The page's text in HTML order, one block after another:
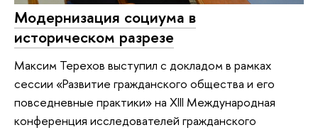
Модернизация социума в
историческом разрезе
Максим Терехов выступил с докладом в рамках
сессии «Развитие гражданского общества и его
повседневные практики» на XIII Международная
конференция исследователей гражданского